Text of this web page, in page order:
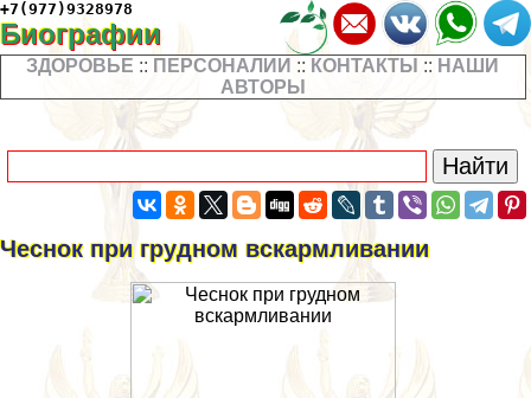
+7(977)9328978
Биографии
ЗДОРОВЬЕ :: ПЕРСОНАЛИИ :: КОНТАКТЫ :: НАШИ
АВТОРЫ
Чеснок при грудном вскармливании